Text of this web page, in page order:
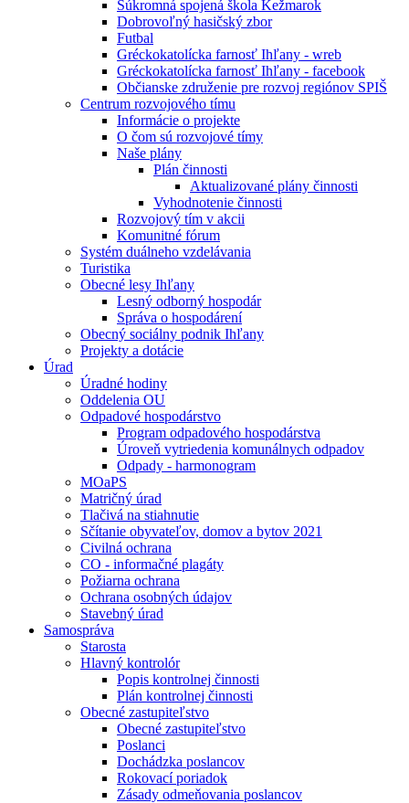
Súkromná spojená škola Kežmarok
Dobrovoľný hasičský zbor
Futbal
Gréckokatolícka farnosť Ihľany - wreb
Gréckokatolícka farnosť Ihľany - facebook
Občianske združenie pre rozvoj regiónov SPIŠ
Centrum rozvojového tímu
Informácie o projekte
O čom sú rozvojové tímy
Naše plány
Plán činnosti
Aktualizované plány činnosti
Vyhodnotenie činnosti
Rozvojový tím v akcii
Komunitné fórum
Systém duálneho vzdelávania
Turistika
Obecné lesy Ihľany
Lesný odborný hospodár
Správa o hospodárení
Obecný sociálny podnik Ihľany
Projekty a dotácie
Úrad
Úradné hodiny
Oddelenia OU
Odpadové hospodárstvo
Program odpadového hospodárstva
Úroveň vytriedenia komunálnych odpadov
Odpady - harmonogram
MOaPS
Matričný úrad
Tlačivá na stiahnutie
Sčítanie obyvateľov, domov a bytov 2021
Civilná ochrana
CO - informačné plagáty
Požiarna ochrana
Ochrana osobných údajov
Stavebný úrad
Samospráva
Starosta
Hlavný kontrolór
Popis kontrolnej činnosti
Plán kontrolnej činnosti
Obecné zastupiteľstvo
Obecné zastupiteľstvo
Poslanci
Dochádzka poslancov
Rokovací poriadok
Zásady odmeňovania poslancov